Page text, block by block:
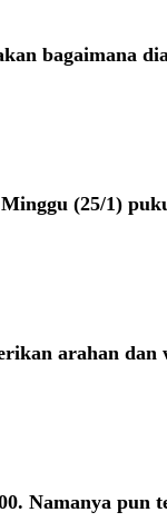
bagaimana
(25/1)
arahan dan
Namanya pun